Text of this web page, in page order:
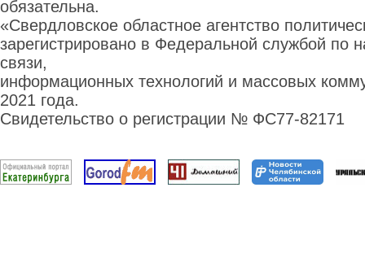
обязательна.
«Свердловское областное агентство
зарегистрировано в Федеральной службой по
связи,
информационных технологий и массовых
2021 года.
Свидетельство о регистрации № ФС77-82171